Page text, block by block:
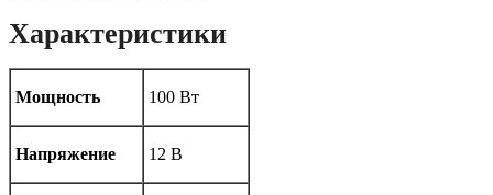
Характеристики
Мощность 100 Вт
Напряжение 12 В